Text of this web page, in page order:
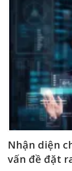
Nhận diện
vấn đề đặt